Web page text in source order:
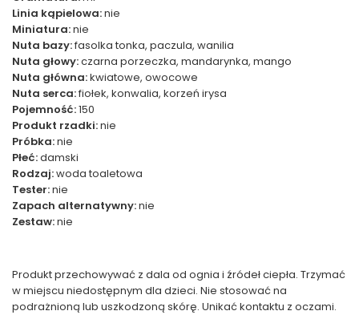
Linia kąpielowa:nie
Miniatura:nie
Nuta bazy:fasolka tonka, paczula, wanilia
Nuta głowy:czarna porzeczka, mandarynka, mango
Nuta główna:kwiatowe, owocowe
Nuta serca:fiołek, konwalia, korzeń irysa
Pojemność:150
Produkt rzadki:nie
Próbka:nie
Płeć:damski
Rodzaj:woda toaletowa
Tester:nie
Zapach alternatywny:nie
Zestaw:nie
Produkt przechowywać z dala od ognia i źródeł ciepła. Trzymać
w miejscu niedostępnym dla dzieci. Nie stosować na
podrażnioną lub uszkodzoną skórę. Unikać kontaktu z oczami.